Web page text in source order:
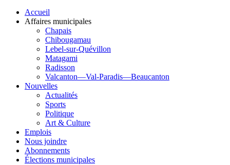
Accueil
Affaires municipales
Chapais
Chibougamau
Lebel-sur-Quévillon
Matagami
Radisson
Valcanton—Val-Paradis—Beaucanton
Nouvelles
Actualités
Sports
Politique
Art & Culture
Emplois
Nous joindre
Abonnements
Élections municipales